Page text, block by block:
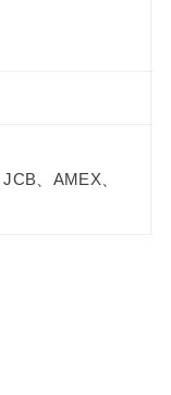
、AMEX、